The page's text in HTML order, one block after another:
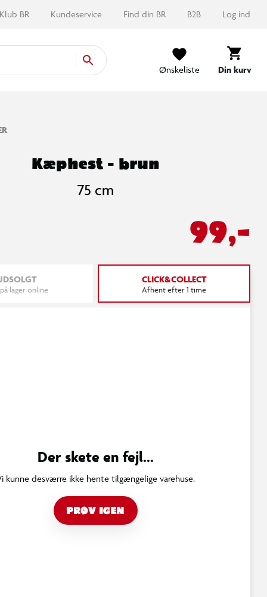
Klub BR Kundeservice Find din BR B2B Log ind
Ønskeliste Din kurv
Kæphest - brun
75 cm
99,-
lager online
CLICK&COLLECT
Afhent efter 1 time
Der skete en fejl...
kunne desværre ikke hente tilgængelige varehuse.
PRØV IGEN